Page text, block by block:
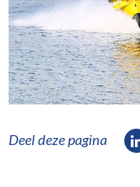
Deel deze pagina